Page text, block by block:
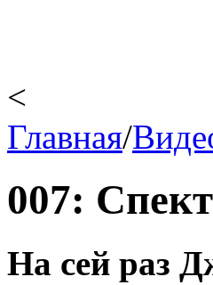
<
Главная/
007:
На сей раз